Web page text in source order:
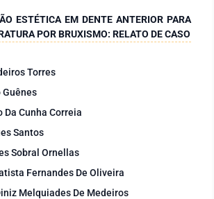
ESTÉTICA EM DENTE ANTERIOR PARA
POR BRUXISMO: RELATO DE CASO
Torres
Guênes
Da Cunha Correia
Santos
Sobral Ornellas
Fernandes De Oliveira
Melquiades De Medeiros